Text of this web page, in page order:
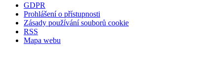
GDPR
Prohlášení o přístupnosti
Zásady používání souborů cookie
RSS
Mapa webu